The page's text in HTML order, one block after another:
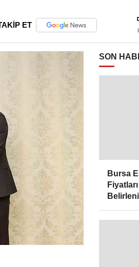
ET
SON
Bursa